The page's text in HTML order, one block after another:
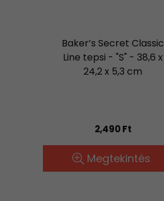
Baker’s Secret Classic
Line tepsi - "S" - 38,6 x
24,2 x 5,3 cm
2,490 Ft
Megtekintés